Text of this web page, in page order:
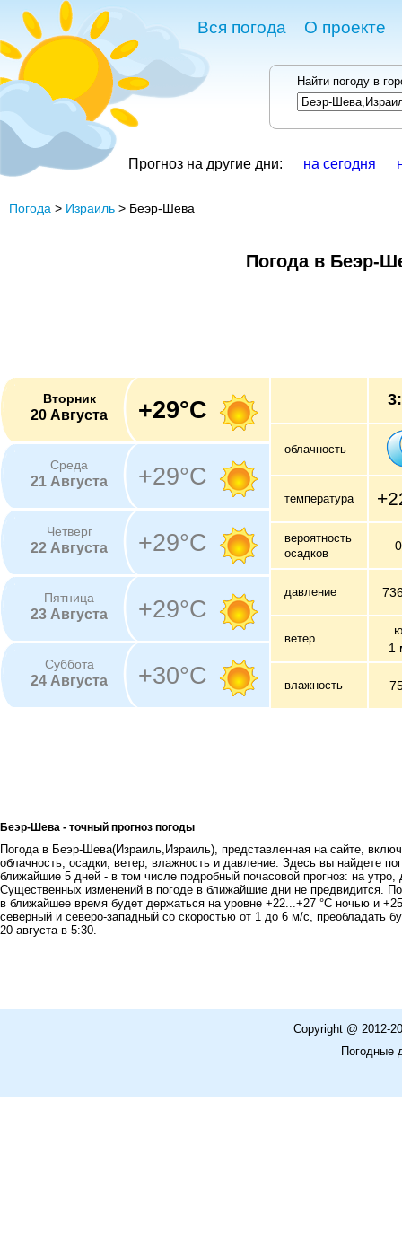
Вся погода О проекте
Найти погоду в
Прогноз на другие дни: на сегодня
Погода > Израиль > Беэр-Шева
Погода в Беэр-
Вторник
20 Августа +29°C
Среда
21 Августа +29°C
Четверг
22 Августа +29°C
Пятница
23 Августа +29°C
Суббота
24 Августа +30°C
облачность
температура
вероятность
осадков
давление
ветер
1
влажность
Беэр-Шева - точный прогноз погоды
Погода в Беэр-Шева(Израиль,Израиль), представленная на сайте,
облачность, осадки, ветер, влажность и давление. Здесь вы найдете
ближайшие 5 дней - в том числе подробный почасовой прогноз: на
Существенных изменений в погоде в ближайшие дни не предвидится.
в ближайшее время будет держаться на уровне +22...+27 °C ночью и
северный и северо-западный со скоростью от 1 до 6 м/с, преобладать
20 августа в 5:30.
Copyright @ 2012-
Погодные